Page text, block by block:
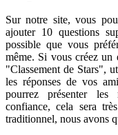
Sur notre site, vous
ajouter 10 questions
possible que vous
même. Si vous créez un
"Classement de Stars",
les réponses de vos
pourrez présenter les
confiance, cela sera
traditionnel, nous avons